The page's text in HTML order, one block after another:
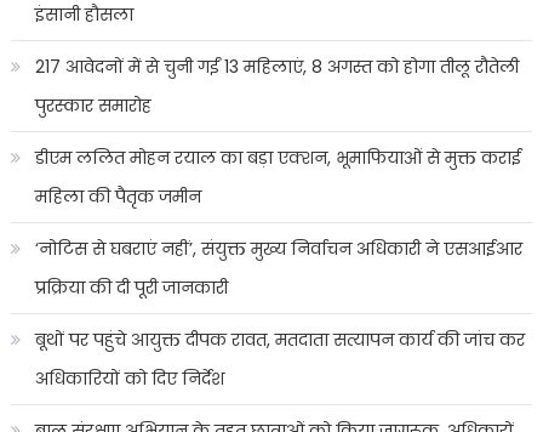
इंसानी हौसला
217 आवेदनों में से चुनी गईं 13 महिलाएं, 8 अगस्त को होगा तीलू रौतेली
पुरस्कार समारोह
डीएम ललित मोहन रयाल का बड़ा एक्शन, भूमाफियाओं से मुक्त कराई
महिला की पैतृक जमीन
‘नोटिस से घबराएं नहीं’, संयुक्त मुख्य निर्वाचन अधिकारी ने एसआईआर
प्रक्रिया की दी पूरी जानकारी
बूथों पर पहुंचे आयुक्त दीपक रावत, मतदाता सत्यापन कार्य की जांच कर
अधिकारियों को दिए निर्देश